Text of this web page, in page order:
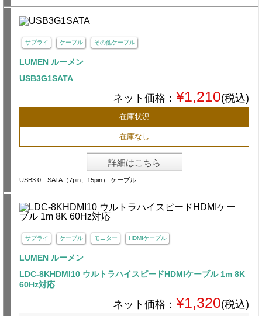
サプライ ケーブル その他ケーブル
LUMEN ルーメン
USB3G1SATA
ネット価格： ¥1,210(税込)
在庫状況
在庫なし
詳細はこちら
USB3.0 SATA（7pin、15pin） ケーブル
サプライ ケーブル モニター HDMIケーブル
LUMEN ルーメン
LDC-8KHDMI10 ウルトラハイスピードHDMIケーブル 1m 8K
60Hz対応
ネット価格： ¥1,320(税込)